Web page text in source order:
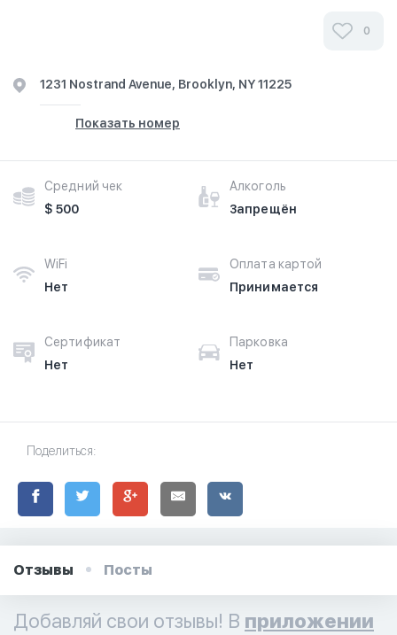
0
1231 Nostrand Avenue, Brooklyn, NY 11225
Показать номер
Средний чек
$ 500
Алкоголь
Запрещён
WiFi
Нет
Оплата картой
Принимается
Сертификат
Нет
Парковка
Нет
Поделиться:
Отзывы Посты
Добавляй свои отзывы! В приложении